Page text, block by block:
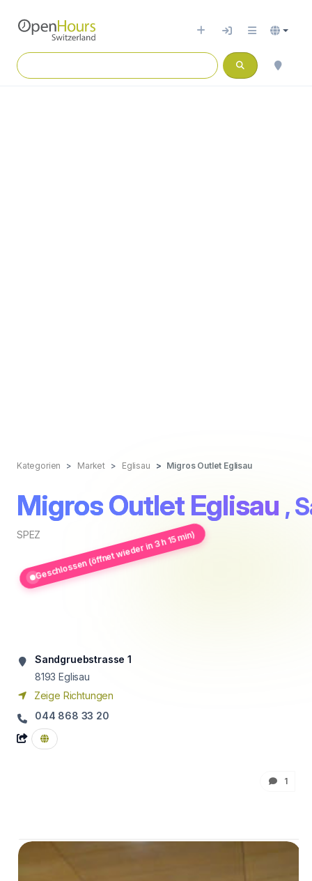
Kategorien Market Eglisau Migros Outlet Eglisau
Migros Outlet Eglisau ,
SPEZGeschlossen (öffnet wieder in 3 h 15 min)
Sandgruebstrasse 1
8193 Eglisau
Zeige Richtungen
044 868 33 20
1